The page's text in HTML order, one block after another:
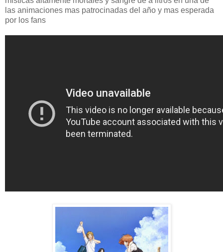
las animaciones mas patrocinadas del año y mas esperada
por los fans